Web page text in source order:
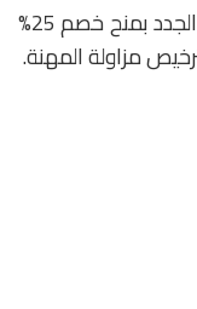
‎كما حرص الصندوق على دعم الخريجين الجدد بمنح خصم 25%
مزاولة المهنة.